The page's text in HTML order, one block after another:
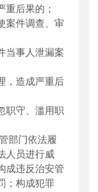
重后果的；
案件调查、审
当事人泄漏案
，造成严重后
职守、滥用职
部门依法履
人员进行威
成违反治安管
；构成犯罪